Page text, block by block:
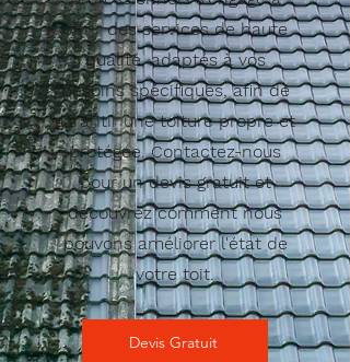
offrir des services de haute
qualité, adaptés à vos
besoins spécifiques, afin de
garantir une toiture propre et
protégée. Contactez-nous
pour un devis gratuit et
découvrez comment nous
pouvons améliorer l'état de
votre toit.
Devis Gratuit